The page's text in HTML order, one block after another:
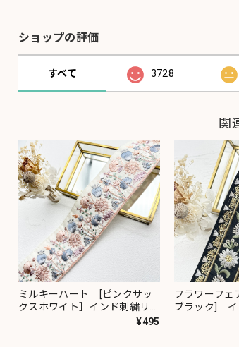
ショップの評価
すべて 3728
関
ミルキーハート [ピンクサッ
クスホワイト］インド刺繍リボ
¥495
フラワーフ
ブラック] イ